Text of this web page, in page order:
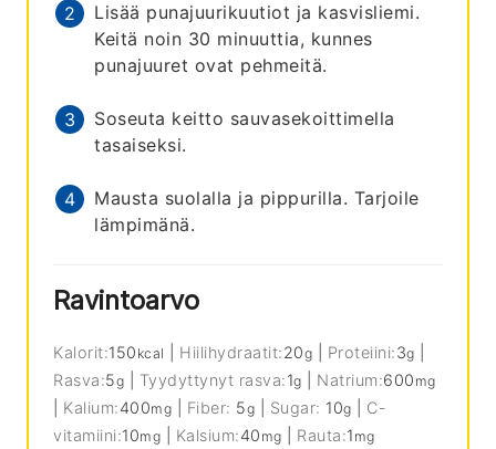
Lisää punajuurikuutiot ja kasvisliemi.
Keitä noin 30 minuuttia, kunnes
punajuuret ovat pehmeitä.
Soseuta keitto sauvasekoittimella
tasaiseksi.
Mausta suolalla ja pippurilla. Tarjoile
lämpimänä.
Ravintoarvo
Kalorit:150 kcal Hiilihydraatit:20g Proteiini:3g
Rasva:5g Tyydyttynyt rasva:1g Natrium:600 mg
Kalium:400mg Fiber: 5g Sugar: 10g
C-
vitamiini:10mg Kalsium:40 mg Rauta:1 mg